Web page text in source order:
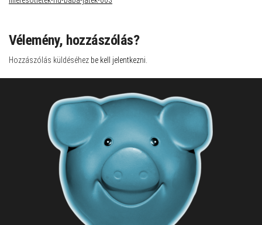
Vélemény, hozzászólás?
Hozzászólás küldéséhez be kell jelentkezni.